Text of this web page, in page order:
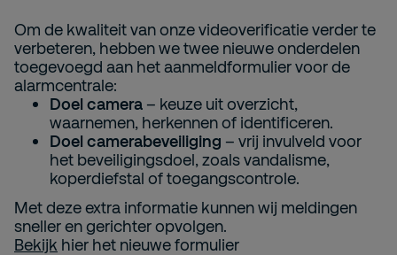
Om de kwaliteit van onze videoverificatie verder te
verbeteren, hebben we twee nieuwe onderdelen
toegevoegd aan het aanmeldformulier voor de
alarmcentrale:
Doel camera – keuze uit overzicht,
waarnemen, herkennen of identificeren.
Doel camerabeveiliging – vrij invulveld voor
het beveiligingsdoel, zoals vandalisme,
koperdiefstal of toegangscontrole.
Met deze extra informatie kunnen wij meldingen
sneller en gerichter opvolgen.
Bekijk hier het nieuwe formulier